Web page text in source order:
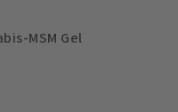
MSM Gel